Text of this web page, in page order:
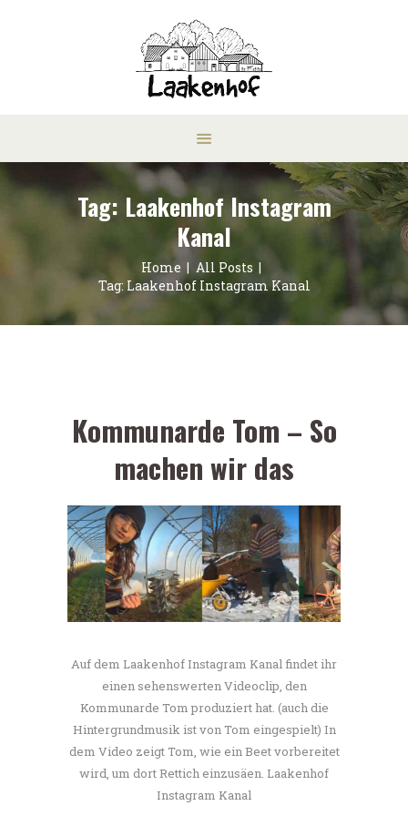
Tag: Laakenhof Instagram
Kanal
Home
All Posts
Tag: Laakenhof Instagram Kanal
Kommunarde Tom – So
machen wir das
Auf dem Laakenhof Instagram Kanal findet ihr
einen sehenswerten Videoclip, den
Kommunarde Tom produziert hat. (auch die
Hintergrundmusik ist von Tom eingespielt) In
dem Video zeigt Tom, wie ein Beet vorbereitet
wird, um dort Rettich einzusäen. Laakenhof
Instagram Kanal